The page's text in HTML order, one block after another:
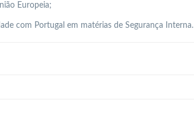
Europeia;
com Portugal em matérias de Segurança Interna.